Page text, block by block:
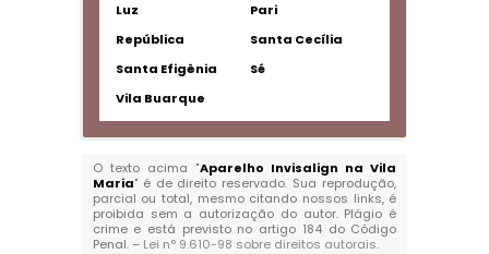
Luz
Pari
República
Santa Cecília
Santa Efigênia
Sé
Vila Buarque
O texto acima "Aparelho Invisalign na Vila
Maria" é de direito reservado. Sua reprodução,
parcial ou total, mesmo citando nossos links, é
proibida sem a autorização do autor. Plágio é
crime e está previsto no artigo 184 do Código
Penal. – Lei n° 9.610-98 sobre direitos autorais.